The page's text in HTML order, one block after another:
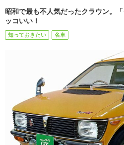
昭和で最も不人気だったクラウン。
ッコいい！
知っておきたい 名車